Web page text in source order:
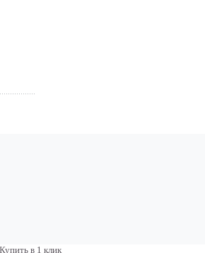
Купить в 1 клик